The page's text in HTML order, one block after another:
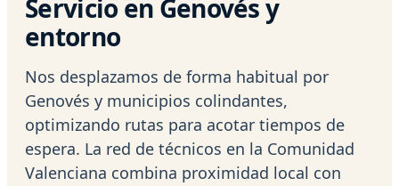
Servicio en Genovés y
entorno
Nos desplazamos de forma habitual por
Genovés y municipios colindantes,
optimizando rutas para acotar tiempos de
espera. La red de técnicos en la Comunidad
Valenciana combina proximidad local con